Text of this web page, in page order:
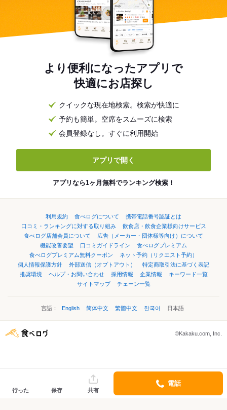
より便利になったアプリで
快適にお店探し
クイックな現在地検索。検索が快適に
予約も簡単。空席をスムーズに検索
会員登録なし。すぐに利用開始
アプリで開く
アプリなら1ヶ月無料でランキング検索！
利用規約 食べログについて
携帯電話番号認証とは
口コミ・ランキングに対する取り組み
飲食店・飲食企業様向けサービス
食べログ店舗会員について
広告（メーカー・団体様等向け）について
機能改善要望
口コミガイドライン
食べログプレミアム
食べログプレミアム無料クーポン
ネット予約（リクエスト予約）
個人情報保護方針
外部送信（オプトアウト）
特定商取引法に基づく表記
推奨環境
ヘルプ・お問い合わせ 採用情報 企業情報
キーワード一覧
サイトマップ
チェーン一覧
言語： English 简体中文 繁體中文 한국어 日本語
©Kakaku.com, Inc.
行った 保存 共有
電話